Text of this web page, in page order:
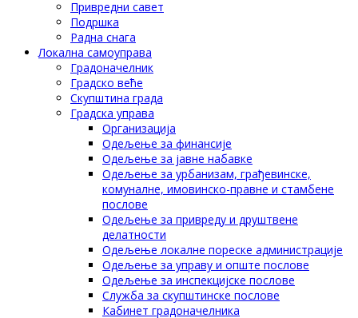
Привредни савет
Подршка
Радна снага
Локална самоуправа
Градоначелник
Градско веће
Скупштина града
Градска управа
Организација
Одељење за финансије
Одељење за јавне набавке
Одељење за урбанизам, грађевинске,
комуналне, имовинско-правне и стамбене
послове
Одељење за привреду и друштвене
делатности
Одељење локалне пореске администрације
Одељење за управу и опште послове
Одељење за инспекцијске послове
Служба за скупштинске послове
Кабинет градоначелника